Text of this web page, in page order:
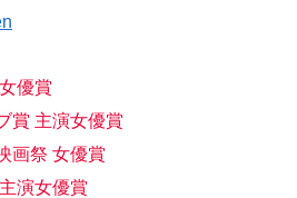
優賞
主演女優賞
祭 女優賞
演女優賞